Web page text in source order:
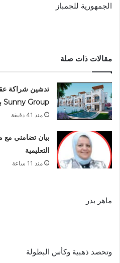
الجمهورية للجمباز
مقالات ذات صلة
تدشين شراكة
Sunny Group بالتعاون مع مجموعة فنادق XU
منذ 41 دقيقة
بيان تضامني مع
التعليمية
منذ 11 ساعة
ماهر بدر
وتحصد ذهبية وكأس البطولة